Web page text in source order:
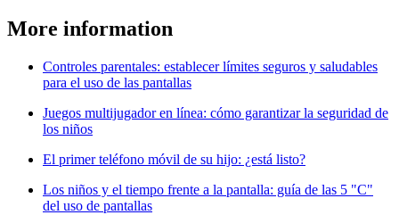
More information
Controles parentales: establecer límites seguros y saludables
para el uso de las pantallas
Juegos multijugador en línea: cómo garantizar la seguridad de
los niños
El primer teléfono móvil de su hijo: ¿está listo?
Los niños y el tiempo frente a la pantalla: guía de las 5 "C"
del uso de pantallas